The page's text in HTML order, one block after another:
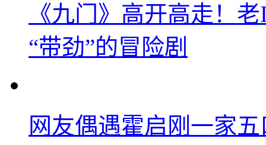
《九门》高开高走！
“带劲”的冒险剧
网友偶遇霍启刚一家